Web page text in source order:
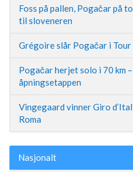
Foss på pallen, Pogačar på
til sloveneren
Grégoire slår Pogačar i Tour
Pogačar herjet solo i 70 km
åpningsetappen
Vingegaard vinner Giro
Roma
Nasjonalt